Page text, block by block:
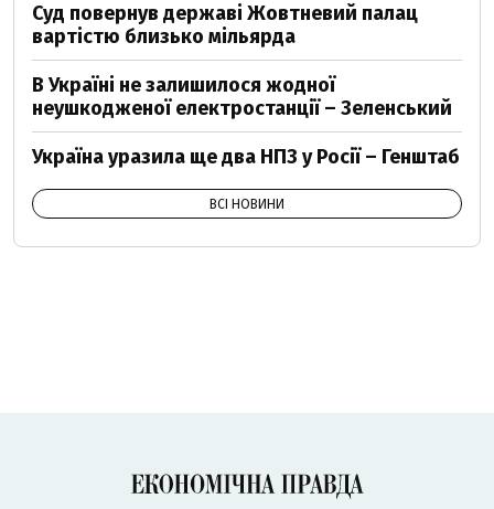
Суд повернув державі Жовтневий палац
вартістю близько мільярда
В Україні не залишилося жодної
неушкодженої електростанції – Зеленський
Україна уразила ще два НПЗ у Росії – Генштаб
ВСІ НОВИНИ